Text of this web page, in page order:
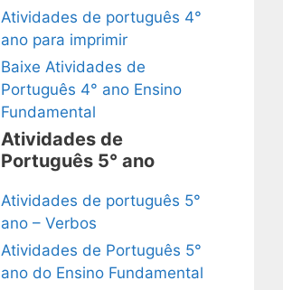
Atividades de português 4°
ano para imprimir
Baixe Atividades de
Português 4° ano Ensino
Fundamental
Atividades de
Português 5° ano
Atividades de português 5°
ano – Verbos
Atividades de Português 5°
ano do Ensino Fundamental